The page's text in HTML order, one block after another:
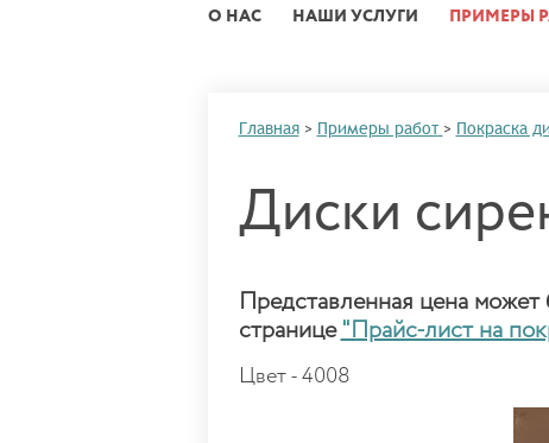
О НАС НАШИ УСЛУГИ ПРИМЕРЫ
Главная > Примеры работ > Покраска
Диски
Представленная цена
странице "Прайс-лист на
Цвет - 4008